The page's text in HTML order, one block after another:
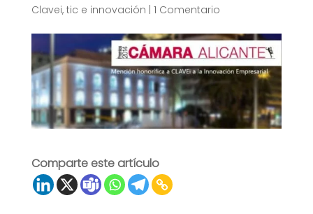
Clavei, tic e innovación 1 Comentario
Comparte este artículo